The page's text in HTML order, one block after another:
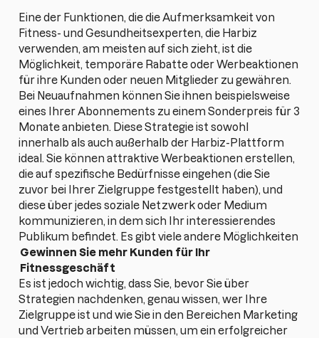
Eine der Funktionen, die die Aufmerksamkeit von
Fitness- und Gesundheitsexperten, die Harbiz
verwenden, am meisten auf sich zieht, ist die
Möglichkeit, temporäre Rabatte oder Werbeaktionen
für ihre Kunden oder neuen Mitglieder zu gewähren.
Bei Neuaufnahmen können Sie ihnen beispielsweise
eines Ihrer Abonnements zu einem Sonderpreis für 3
Monate anbieten. Diese Strategie ist sowohl
innerhalb als auch außerhalb der Harbiz-Plattform
ideal. Sie können attraktive Werbeaktionen erstellen,
die auf spezifische Bedürfnisse eingehen (die Sie
zuvor bei Ihrer Zielgruppe festgestellt haben), und
diese über jedes soziale Netzwerk oder Medium
kommunizieren, in dem sich Ihr interessierendes
Publikum befindet. Es gibt viele andere Möglichkeiten
Gewinnen Sie mehr Kunden für Ihr
Fitnessgeschäft
Es ist jedoch wichtig, dass Sie, bevor Sie über
Strategien nachdenken, genau wissen, wer Ihre
Zielgruppe ist und wie Sie in den Bereichen Marketing
und Vertrieb arbeiten müssen, um ein erfolgreicher